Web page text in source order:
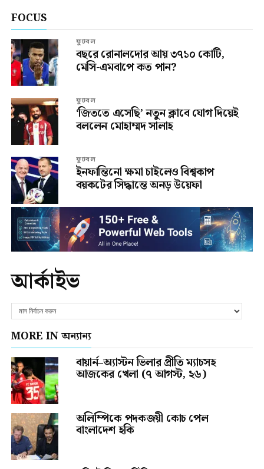
FOCUS
ফুটবল
বছরে রোনালদোর আয় ৩৭১০ কোটি,
মেসি-এমবাপে কত পান?
ফুটবল
‘জিততে এসেছি’ নতুন ক্লাবে যোগ দিয়েই
বললেন মোহাম্মদ সালাহ
ফুটবল
ইনফান্তিনো ক্ষমা চাইলেও বিশ্বকাপ
বয়কটের সিদ্ধান্তে অনড় উয়েফা
আর্কাইভ
MORE IN অন্যান্য
বায়ার্ন–অ্যাস্টন ভিলার প্রীতি ম্যাচসহ
আজকের খেলা (৭ আগস্ট, ২৬)
অলিম্পিকে পদকজয়ী কোচ পেল
বাংলাদেশ হকি